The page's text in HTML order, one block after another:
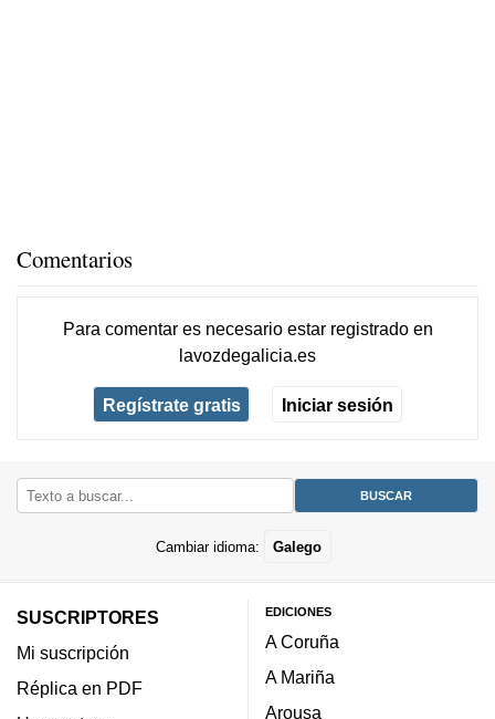
Comentarios
Para comentar es necesario estar registradoen
lavozdegalicia.es
Regístrate gratis Iniciar sesión
Cambiar idioma: Galego
SUSCRIPTORES
Mi suscripción
Réplica en PDF
EDICIONES
A Coruña
A Mariña
Arousa